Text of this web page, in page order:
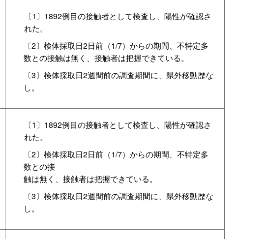
〔1〕1892例目の接触者として検査し、陽性が確認さ
れた。
〔2〕検体採取日2日前（1/7）からの期間、不特定多
数との接触は無く、接触者は把握できている。
〔3〕検体採取日2週間前の調査期間に、県外移動歴な
し。
〔1〕1892例目の接触者として検査し、陽性が確認さ
れた。
〔2〕検体採取日2日前（1/7）からの期間、不特定多
数との接
触は無く、接触者は把握できている。
〔3〕検体採取日2週間前の調査期間に、県外移動歴な
し。